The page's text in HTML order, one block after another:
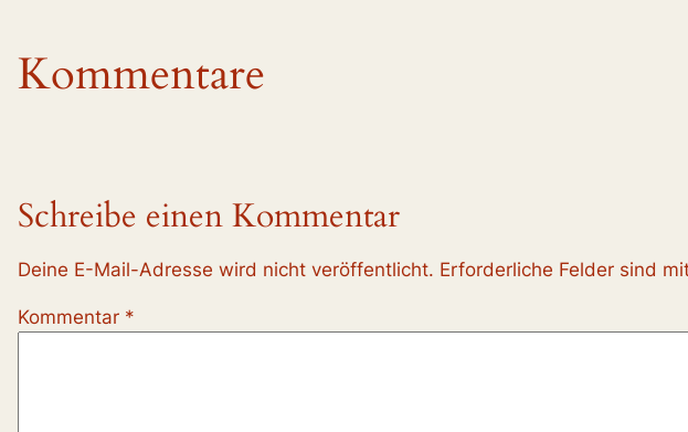
Kommentare
Schreibe einen Kommentar
Deine E-Mail-Adresse wird nicht veröffentlicht. Erforderliche Felder sind
Kommentar *